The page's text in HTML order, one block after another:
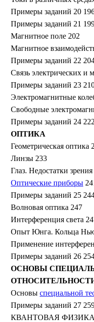
Примеры заданий 20
Примеры заданий 21
Магнитное поле 202
Магнитное
Примеры заданий 22
Связь электрических и
Примеры заданий 23
Электромагнитные
Свободные
Примеры заданий 24 222
ОПТИКА
Геометрическая оптика
Линзы 233
Глаз. Недостатки
Оптические приборы
Примеры заданий 25
Волновая оптика 247
Интерференция света
Опыт Юнга. Кольца
Применение
Примеры заданий 26
ОСНОВЫ
Основы специальной
Примеры заданий 27
КВАНТОВАЯ ФИЗИКА